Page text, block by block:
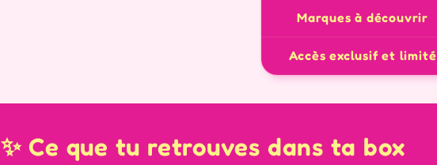
Marques à découvrir
Accès exclusif et limité
✨ Ce que tu retrouves dans ta box